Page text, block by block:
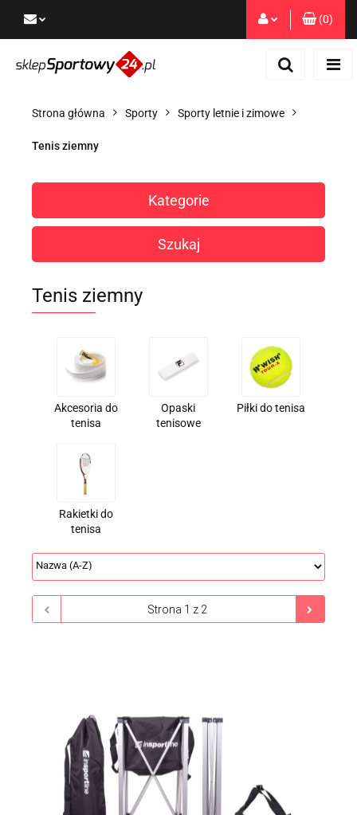
Dodaj zgłoszenie
(0)
Strona główna Sporty Sporty letnie i zimowe
Tenis ziemny
Kategorie
Szukaj
Tenis ziemny
Akcesoria do
tenisa
Opaski
tenisowe
Piłki do tenisa
Rakietki do
tenisa